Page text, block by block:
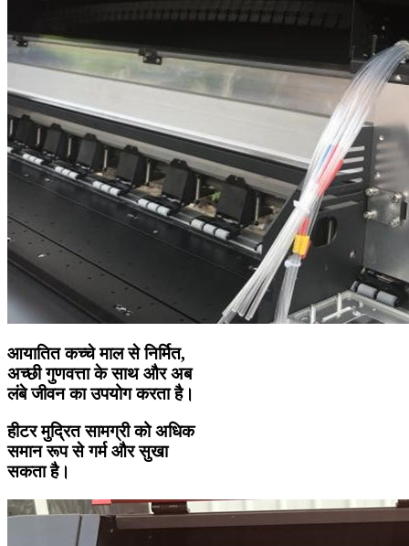
आयातित कच्चे माल से निर्मित,
अच्छी गुणवत्ता के साथ और अब
लंबे जीवन का उपयोग करता है।
हीटर मुद्रित सामग्री को अधिक
समान रूप से गर्म और सुखा
सकता है।